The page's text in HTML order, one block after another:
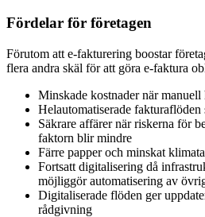
Fördelar för företagen
Förutom att e-fakturering boostar
flera andra skäl för att göra e-faktura
Minskade kostnader när
Helautomatiserade fakturaflöden
Säkrare affärer när riskerna för
faktorn blir mindre
Färre papper och minskat
Fortsatt digitalisering då
möjliggör automatisering av
Digitaliserade flöden ger
rådgivning